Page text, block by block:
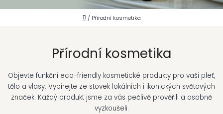
Domů
/ Přírodní kosmetika
Přírodní kosmetika
Objevte funkční eco-friendly kosmetické produkty pro vaši pleť,
tělo a vlasy. Vybírejte ze stovek lokálních i ikonických světových
značek. Každý produkt jsme za vás pečlivě prověřili a osobně
vyzkoušeli.